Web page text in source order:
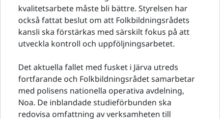
kvalitetsarbete måste bli bättre. Styrelsen har
också fattat beslut om att Folkbildningsrådets
kansli ska förstärkas med särskilt fokus på att
utveckla kontroll och uppföljningsarbetet.
Det aktuella fallet med fusket i Järva utreds
fortfarande och Folkbildningsrådet samarbetar
med polisens nationella operativa avdelning,
Noa. De inblandade studieförbunden ska
redovisa omfattning av verksamheten till